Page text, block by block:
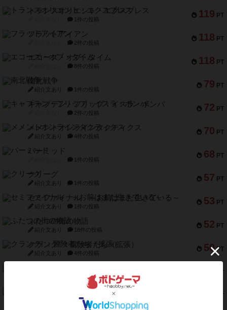
119 PT
トランスオリエント・エクスプレス
1件の投稿
118 PT
フラットアイアン
2件の投稿
118 PT
エコーズ・オブ・タイム
8件の投稿
79 PT
南北戦争
紹介文あり 1件の投稿
72 PT
キャプテン・フリップ：イスラ・ボンバ
2件の投稿
70 PT
メメントオンラインタクティクス
紹介文あり 4件の投稿
68 PT
パーミッド
1件の投稿
57 PT
クリーグ
紹介文あり 1件の投稿
53 PT
セミファイナル ～お前はまだ生きている～
紹介文あり 1件の投稿
52 PT
ふたつの街の物語
紹介文あり 18件の投稿
50 PT
クランク! ：冒険者たち（拡張）
紹介文あり 4件の投稿
PT
1件の投稿
PT
スターマイン・ラミー ポケット
2件の投稿